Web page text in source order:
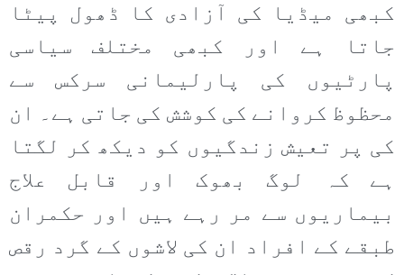
کبھی میڈیا کی آزادی کا ڈھول پیٹا
جاتا ہے اور کبھی مختلف سیاسی
پارٹیوں کی پارلیمانی سرکس سے
محظوظ کروانے کی کوشش کی جاتی ہے۔ ان
کی پر تعیش زندگیوں کو دیکھ کر لگتا
ہے کہ لوگ بھوک اور قابل علاج
بیماریوں سے مر رہے ہیں اور حکمران
طبقے کے افراد ان کی لاشوں کے گرد رقص